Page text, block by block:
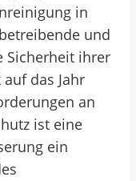
in
und
Sicherheit ihrer
das Jahr
an
ist eine
ein